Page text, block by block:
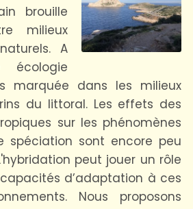
brouille
milieux
A
écologie
marquée dans les milieux
du littoral. Les effets des
sur les phénomènes
spéciation sont encore peu
peut jouer un rôle
d’adaptation à ces
Nous proposons